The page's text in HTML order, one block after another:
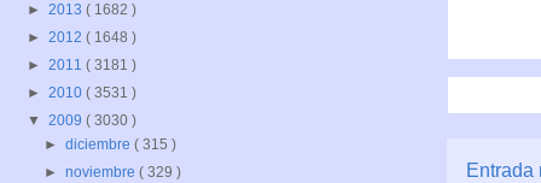
Entrada
► 2013 ( 1682 )
► 2012 ( 1648 )
► 2011 ( 3181 )
► 2010 ( 3531 )
▼ 2009 ( 3030 )
►diciembre( 315 )
►noviembre( 329 )